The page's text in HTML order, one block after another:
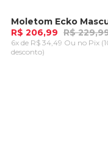
-
R$ 206,99 R$
6x de R$ 34,49 Ou no Pix
desconto)